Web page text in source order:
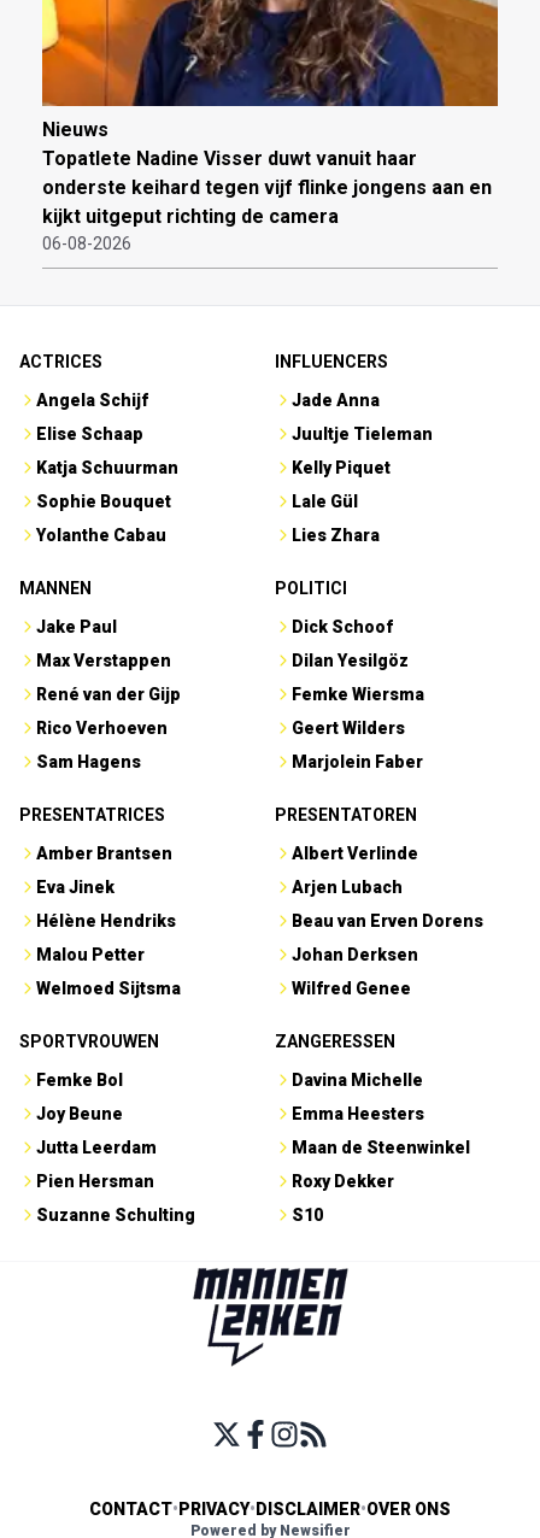
Nieuws
Topatlete Nadine Visser duwt vanuit haar
onderste keihard tegen vijf flinke jongens aan en
kijkt uitgeput richting de camera
06-08-2026
ACTRICES
Angela Schijf
Elise Schaap
Katja Schuurman
Sophie Bouquet
Yolanthe Cabau
INFLUENCERS
Jade Anna
Juultje Tieleman
Kelly Piquet
Lale Gül
Lies Zhara
MANNEN
Jake Paul
Max Verstappen
René van der Gijp
Rico Verhoeven
Sam Hagens
POLITICI
Dick Schoof
Dilan Yesilgöz
Femke Wiersma
Geert Wilders
Marjolein Faber
PRESENTATRICES
Amber Brantsen
Eva Jinek
Hélène Hendriks
Malou Petter
Welmoed Sijtsma
PRESENTATOREN
Albert Verlinde
Arjen Lubach
Beau van Erven Dorens
Johan Derksen
Wilfred Genee
SPORTVROUWEN
Femke Bol
Joy Beune
Jutta Leerdam
Pien Hersman
Suzanne Schulting
ZANGERESSEN
Davina Michelle
Emma Heesters
Maan de Steenwinkel
Roxy Dekker
S10
CONTACT•PRIVACY•DISCLAIMER•OVER ONS
Powered by Newsifier